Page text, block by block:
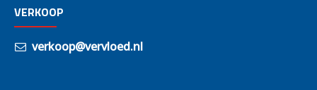
VERKOOP
verkoop@vervloed.nl